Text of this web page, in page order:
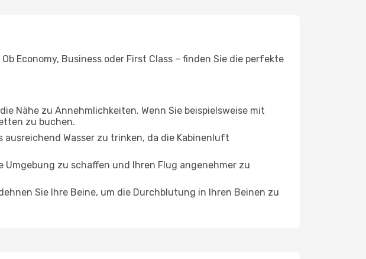
Economy, Business oder First Class – finden Sie die perfekte
Nähe zu Annehmlichkeiten. Wenn Sie beispielsweise mit
zu buchen.
Wasser zu trinken, da die Kabinenluft
Umgebung zu schaffen und Ihren Flug angenehmer zu
Sie Ihre Beine, um die Durchblutung in Ihren Beinen zu